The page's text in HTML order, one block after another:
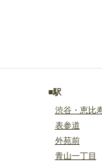
■駅
渋谷・恵比
表参道
外苑前
青山一丁目